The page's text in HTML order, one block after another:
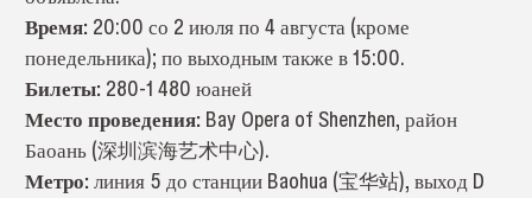
Время: 20:00 со 2 июля по 4 августа (кроме
понедельника); по выходным также в 15:00.
Билеты: 280-1 480 юаней
Место проведения: Bay Opera of Shenzhen, район
Баоань (深圳滨海艺术中心).
Метро: линия 5 до станции Baohua (宝华站), выход D